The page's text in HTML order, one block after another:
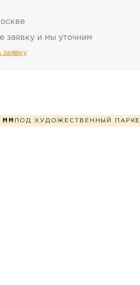
заявку и мы уточним
заявку
ММ ПОД ХУДОЖЕСТВЕННЫЙ